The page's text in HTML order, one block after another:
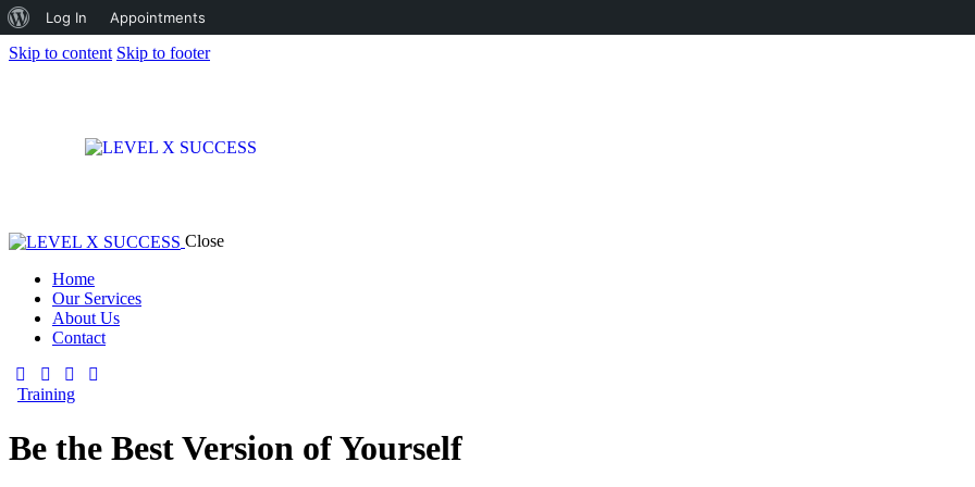
Log In Appointments
Skip to content Skip to footer
Close
Home
Our Services
About Us
Contact
Training
Be the Best Version of Yourself